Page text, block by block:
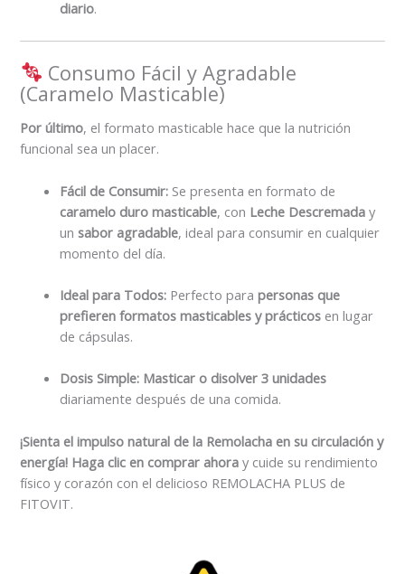
diario.
Consumo Fácil y Agradable
(Caramelo Masticable)
Por último, el formato masticable hace que la nutrición
funcional sea un placer.
Fácil de Consumir: Se presenta en formato de
caramelo duro masticable, con Leche Descremada y
unsabor agradable, ideal para consumir en cualquier
momento del día.
Ideal para Todos: Perfecto parapersonas que
prefieren formatos masticables y prácticos en lugar
de cápsulas.
Dosis Simple: Masticar o disolver 3 unidades
diariamente después de una comida.
¡Sienta el impulso natural de la Remolacha en su circulación y
energía! Haga clic en comprar ahora y cuide su rendimiento
físico y corazón con el delicioso REMOLACHA PLUS de
FITOVIT.